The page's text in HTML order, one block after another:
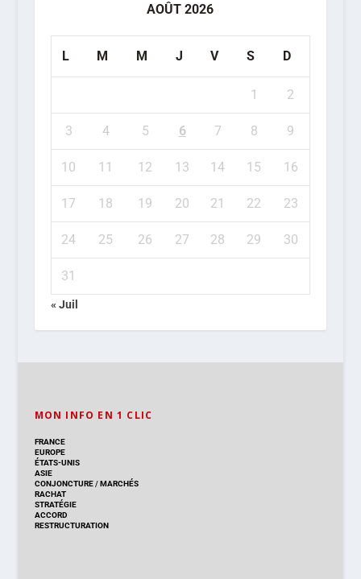
AOÛT 2026
L M M J V S D
1 2
3 4 5 6 7 8 9
10 11 12 13 14 15 16
17 18 19 20 21 22 23
24 25 26 27 28 29 30
31
« Juil
MON INFO EN 1 CLIC
FRANCE
EUROPE
ÉTATS-UNIS
ASIE
CONJONCTURE/MARCHÉS
RACHAT
STRATÉGIE
ACCORD
RESTRUCTURATION